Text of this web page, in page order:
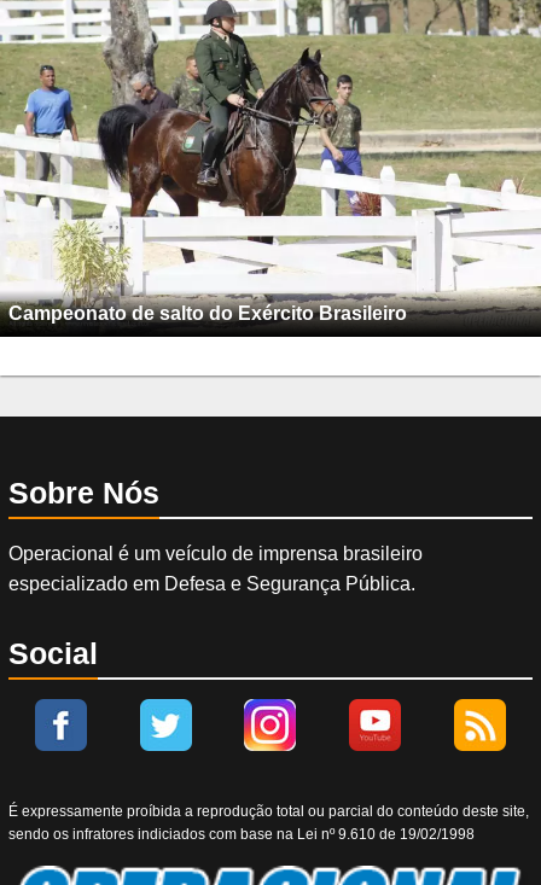
Campeonato de salto do Exército Brasileiro
Sobre Nós
Operacional é um veículo de imprensa brasileiro
especializado em Defesa e Segurança Pública.
Social
É expressamente proíbida a reprodução total ou parcial do conteúdo deste site,
sendo os infratores indiciados com base na Lei nº 9.610 de 19/02/1998